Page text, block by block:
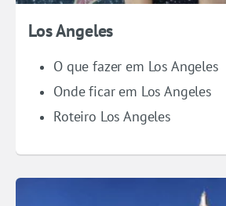
Los Angeles
O que fazer em Los Angeles
Onde ficar em Los Angeles
Roteiro Los Angeles